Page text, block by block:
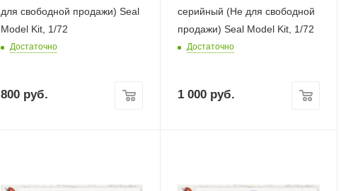
для свободной продажи) Seal
Model Kit, 1/72
Достаточно
800 руб.
серийный (Не для свободной
продажи) Seal Model Kit, 1/72
Достаточно
1 000 руб.